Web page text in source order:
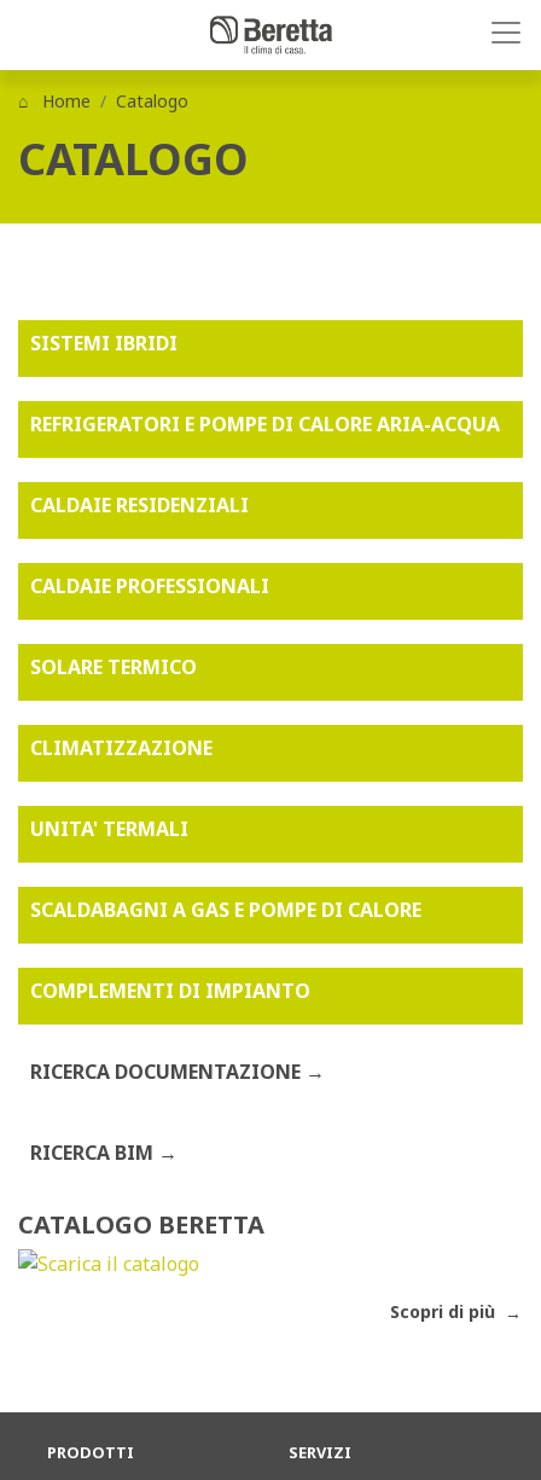
Home Catalogo
CATALOGO
SISTEMI IBRIDI
REFRIGERATORI E POMPE DI CALORE ARIA-ACQUA
CALDAIE RESIDENZIALI
CALDAIE PROFESSIONALI
SOLARE TERMICO
CLIMATIZZAZIONE
UNITA' TERMALI
SCALDABAGNI A GAS E POMPE DI CALORE
COMPLEMENTI DI IMPIANTO
RICERCA DOCUMENTAZIONE
RICERCA BIM
CATALOGO BERETTA
Scopri di più
PRODOTTI SERVIZI